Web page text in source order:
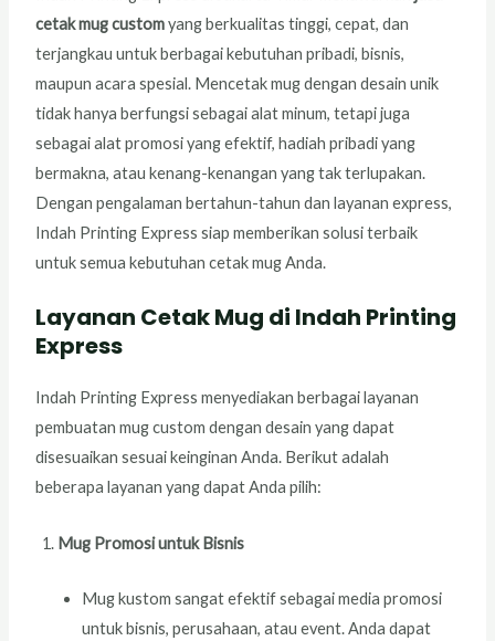
cetak mug customyang berkualitas tinggi, cepat, dan
terjangkau untuk berbagai kebutuhan pribadi, bisnis,
maupun acara spesial. Mencetak mug dengan desain unik
tidak hanya berfungsi sebagai alat minum, tetapi juga
sebagai alat promosi yang efektif, hadiah pribadi yang
bermakna, atau kenang-kenangan yang tak terlupakan.
Dengan pengalaman bertahun-tahun dan layanan express,
Indah Printing Express siap memberikan solusi terbaik
untuk semua kebutuhan cetak mug Anda.
Layanan Cetak Mug di Indah Printing
Express
Indah Printing Express menyediakan berbagai layanan
pembuatan mug custom dengan desain yang dapat
disesuaikan sesuai keinginan Anda. Berikut adalah
beberapa layanan yang dapat Anda pilih:
Mug Promosi untuk Bisnis
Mug kustom sangat efektif sebagai media promosi
untuk bisnis, perusahaan, atau event. Anda dapat